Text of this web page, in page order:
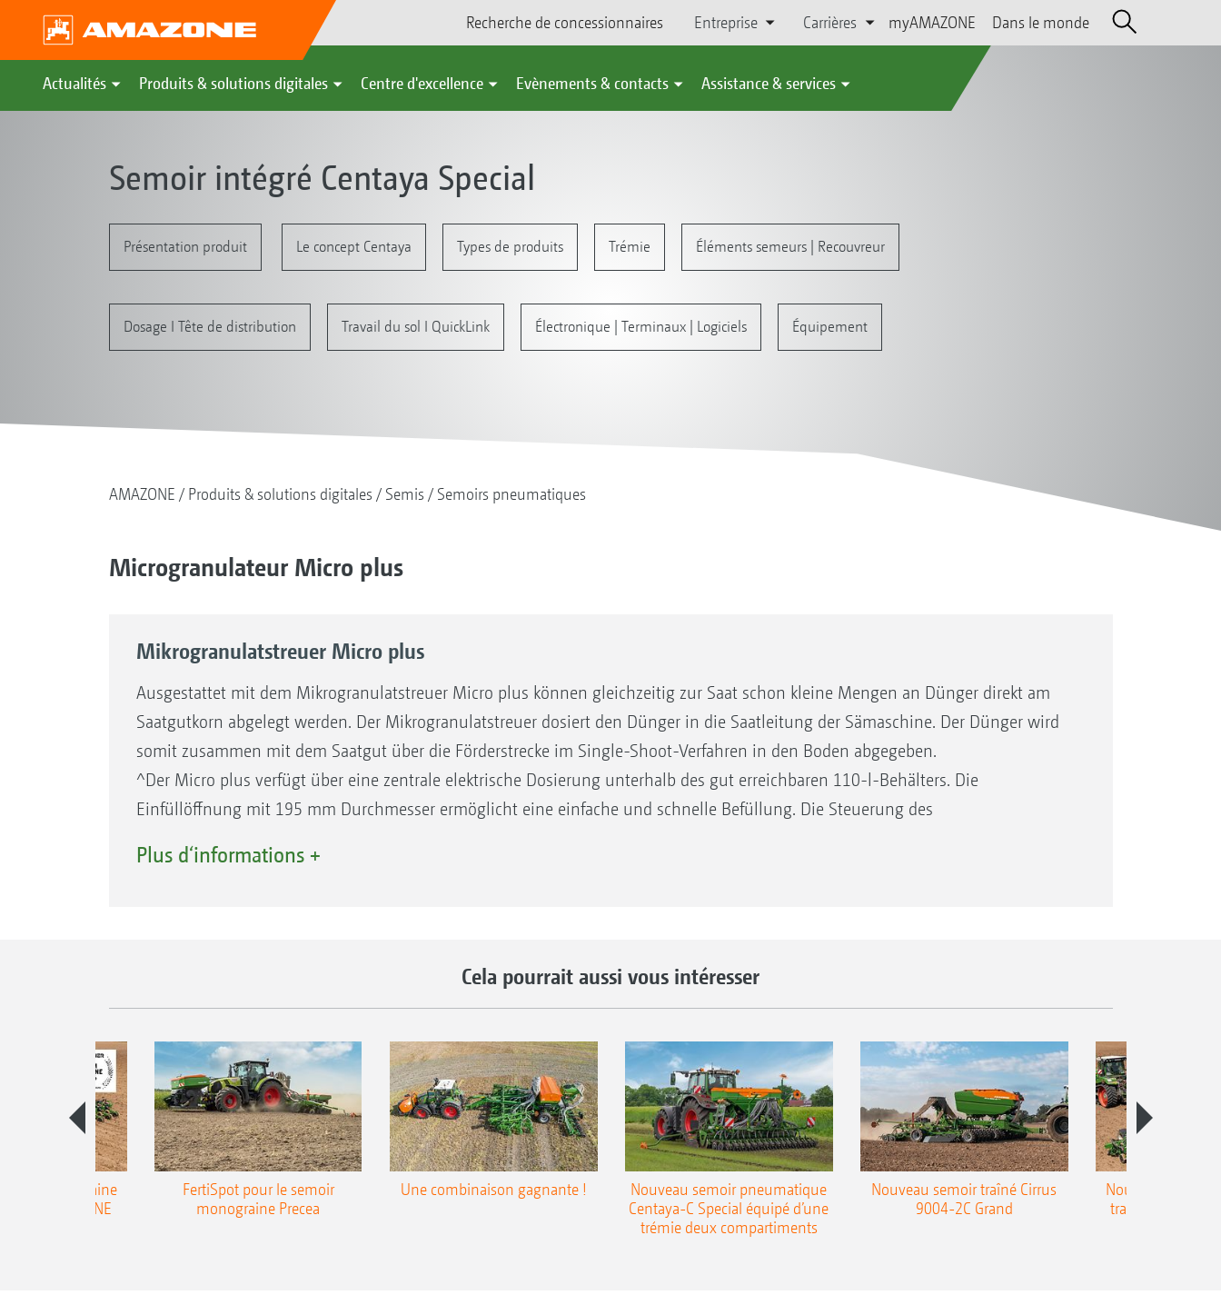
Recherche de concessionnaires Entreprise Carrières myAMAZONE Dans le monde
Actualités Produits & solutions digitales Centre d'excellence Evènements & contacts Assistance & services
Semoir intégré Centaya Special
Présentation produit Le concept Centaya Types de produits Trémie Éléments semeurs | Recouvreur
Dosage I Tête de distribution Travail du sol I QuickLink Électronique | Terminaux | Logiciels Équipement
AMAZONE Produits & solutions digitales Semis Semoirs pneumatiques
Microgranulateur Micro plus
Mikrogranulatstreuer Micro plus
Ausgestattet mit dem Mikrogranulatstreuer Micro plus können gleichzeitig zur Saat schon kleine Mengen an Dünger direkt am
Saatgutkorn abgelegt werden. Der Mikrogranulatstreuer dosiert den Dünger in die Saatleitung der Sämaschine. Der Dünger wird
somit zusammen mit dem Saatgut über die Förderstrecke im Single-Shoot-Verfahren in den Boden abgegeben.
^Der Micro plus verfügt über eine zentrale elektrische Dosierung unterhalb des gut erreichbaren 110-l-Behälters. Die
Einfüllöffnung mit 195 mm Durchmesser ermöglicht eine einfache und schnelle Befüllung. Die Steuerung des
Die Befüllung erfolgt einfach und schnell
Plus d‘informations +
Cela pourrait aussi vous intéresser
monograine
TCC AMAZONE
FertiSpot pour le semoir
monograine Precea
Une combinaison gagnante !
Nouveau semoir pneumatique
Centaya-C Special équipé d’une
trémie deux compartiments
Nouveau semoir traîné Cirrus
9004-2C Grand
Nouveau semoir
traîné Precea-